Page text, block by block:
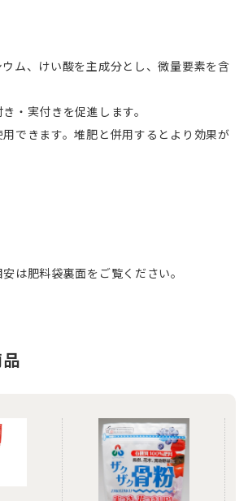
ム、けい酸を主成分とし、微量要素を含
・実付きを促進します。
できます。堆肥と併用するとより効果が
は肥料袋裏面をご覧ください。